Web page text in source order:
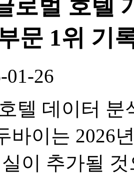
로벌 호텔
문 1위 기
01-26
텔 데이터
바이는 2026
이 추가될